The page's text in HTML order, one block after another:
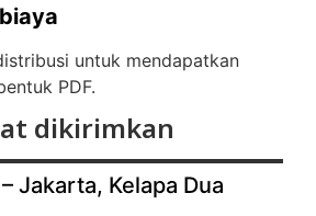
untuk mendapatkan
PDF.
dikirimkan
– Jakarta, Kelapa Dua